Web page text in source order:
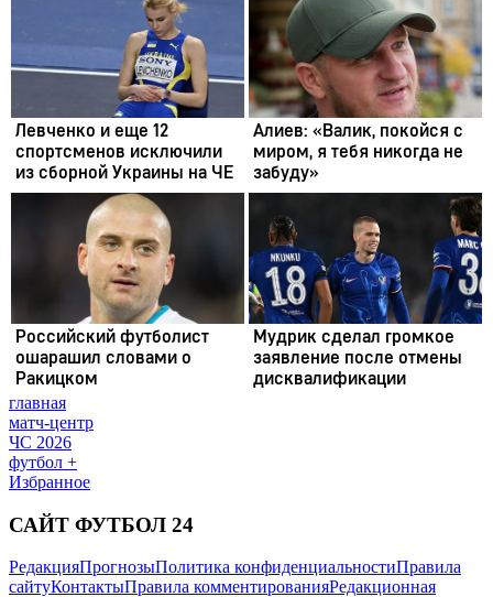
главная
матч-центр
ЧС 2026
футбол +
Избранное
САЙТ ФУТБОЛ 24
РедакцияПрогнозыПолитика конфиденциальностиПравила
сайтуКонтактыПравила комментированияРедакционная